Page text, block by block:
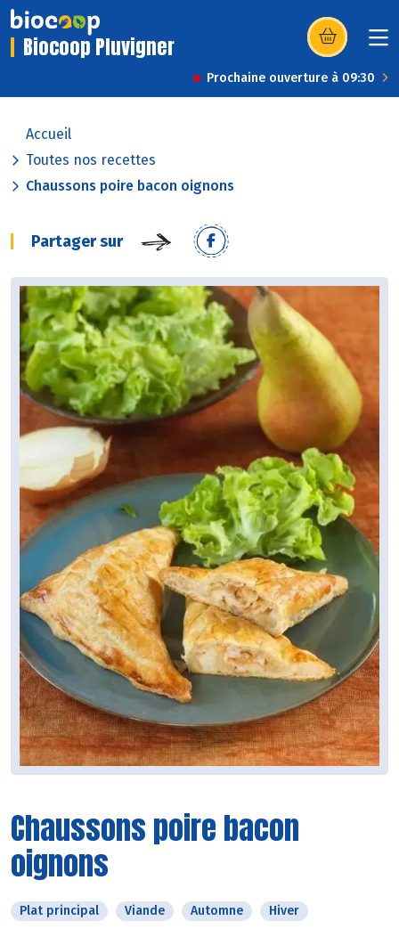
Biocoop Pluvigner (s’ouvre dans
Prochaine ouverture à 09:30
Accueil
Toutes nos recettes
Chaussons poire bacon oignons
Partager sur
Chaussons poire bacon
oignons
Plat principal Viande Automne Hiver